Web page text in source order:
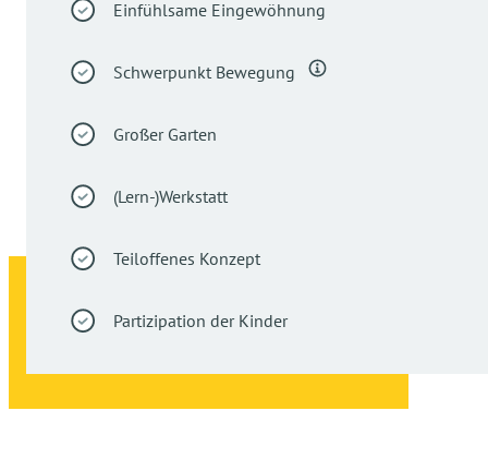
Einfühlsame Eingewöhnung
Schwerpunkt Bewegung
Großer Garten
(Lern-)Werkstatt
Teiloffenes Konzept
Partizipation der Kinder